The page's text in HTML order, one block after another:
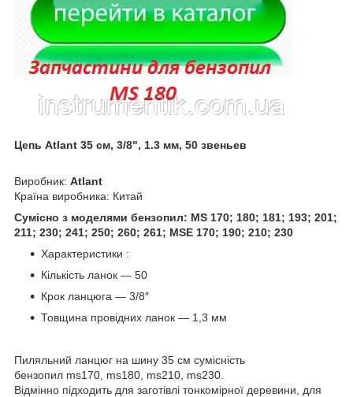
Цепь Atlant 35 см, 3/8", 1.3 мм, 50 звеньев
Виробник: Atlant
Країна виробника: Китай
Сумісно з моделями бензопил: MS 170; 180; 181; 193; 201;
211; 230; 241; 250; 260; 261; MSE 170; 190; 210; 230
Характеристики :
Кількість ланок ― 50
Крок ланцюга ― 3/8″
Товщина провідних ланок ― 1,3 мм
Пиляльний ланцюг на шину 35 см сумісність
бензопил ms170, ms180, ms210, ms230.
Відмінно підходить для заготівлі тонкомірної деревини, для